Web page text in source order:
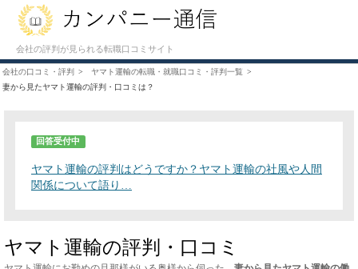
会社の評判が見られる転職口コミサイト
会社の口コミ・評判
ヤマト運輸の転職・就職口コミ・評判一覧
妻から見たヤマト運輸の評判・口コミは？
回答受付中
ヤマト運輸の評判はどうですか？ヤマト運輸の社風や人間
関係について語り…
ヤマト運輸の評判・口コミ